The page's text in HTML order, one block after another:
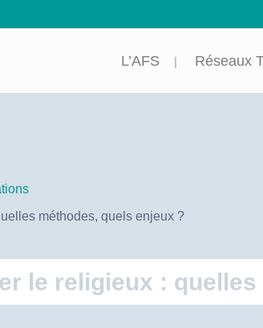
L’AFS Réseaux
méthodes, quels enjeux ?
le religieux :